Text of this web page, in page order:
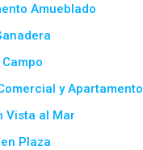
Amueblado
y Apartamento
Vista al Mar
Plaza